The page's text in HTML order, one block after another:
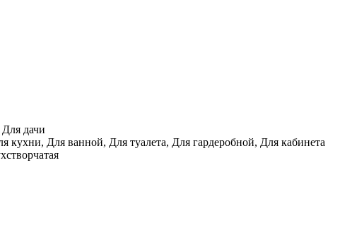
дачи
Для ванной, Для туалета, Для гардеробной, Для кабинета